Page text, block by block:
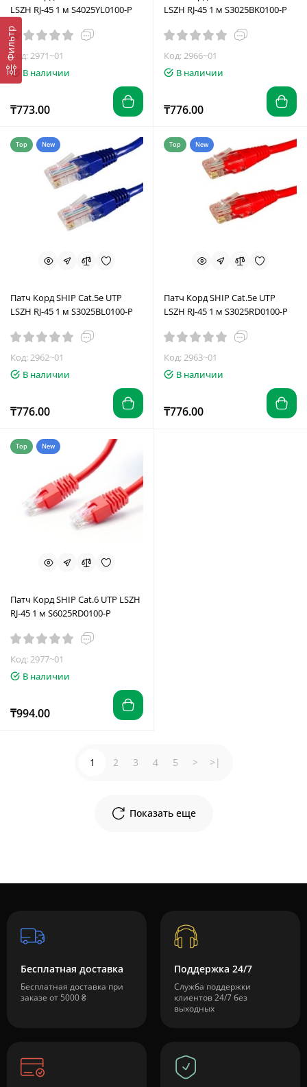
Фильтр
LSZH RJ-45 1 м S4025YL0100-P
Код: 2971~01
В наличии
₸773.00
LSZH RJ-45 1 м S3025BK0100-P
Код: 2966~01
В наличии
₸776.00
Top New
Патч Корд SHIP Cat.5e UTP
LSZH RJ-45 1 м S3025BL0100-P
Код: 2962~01
В наличии
₸776.00
Top New
Патч Корд SHIP Cat.5e UTP
LSZH RJ-45 1 м S3025RD0100-P
Код: 2963~01
В наличии
₸776.00
Top New
Патч Корд SHIP Cat.6 UTP LSZH
RJ-45 1 м S6025RD0100-P
Код: 2977~01
В наличии
₸994.00
Показать еще
1 2 3 4 5 > >|
Бесплатная доставка
Бесплатная доставка при
заказе от 5000 ₴
Поддержка 24/7
Служба поддержки
клиентов 24/7 без
выходных